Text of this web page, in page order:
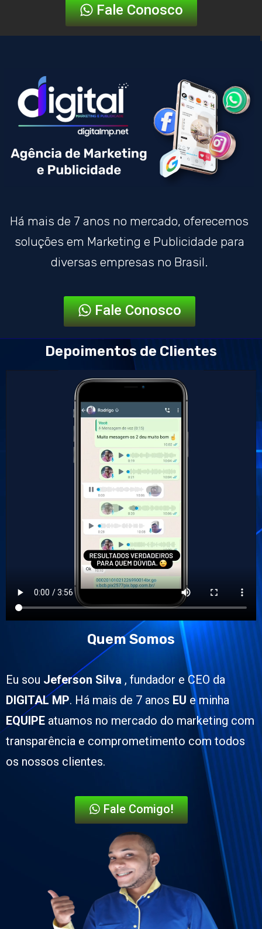
Fale Conosco
Há mais de 7 anos no mercado, oferecemos
soluções em Marketing e Publicidade para
diversas empresas no Brasil.
Fale Conosco
Depoimentos de Clientes
Quem Somos
Eu sou Jeferson Silva , fundador e CEO da
DIGITAL MP. Há mais de 7 anos EU e minha
EQUIPE atuamos no mercado do marketing com
transparência e comprometimento com todos
os nossos clientes.
Fale Comigo!